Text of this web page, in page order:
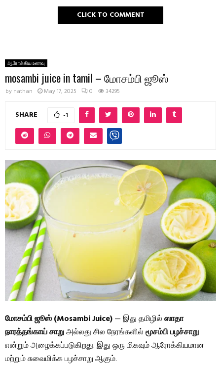
CLICK TO COMMENT
ஆரோக்கிய உணவு
mosambi juice in tamil – மோசம்பி ஜூஸ்
by nathan May 17, 2025 0 34295
SHARE -1
மோசம்பி ஜூஸ் (Mosambi Juice)— இது தமிழில்ஸாதா
நாரத்தங்காய் சாறுஅல்லது சில நேரங்களில்மூசம்பி பழச்சாறு
என்றும் அழைக்கப்படுகிறது. இது ஒரு மிகவும் ஆரோக்கியமான
மற்றும் சுவைமிக்க பழச்சாறு ஆகும்.